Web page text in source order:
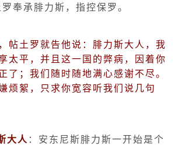
奉承腓力斯，指控保罗。
帖土罗就告他说：腓力斯大人，我
太平，并且这一国的弊病，因着你
了；我们随时随地满心感谢不尽。
烦絮，只求你宽容听我们说几句
大人 ：安东尼斯腓力斯一开始是个